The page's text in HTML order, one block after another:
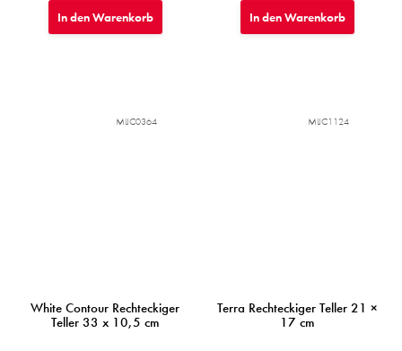
In den Warenkorb In den Warenkorb
White Contour Rechteckiger
Teller 33 x 10,5 cm
MIJC0364
Terra Rechteckiger Teller 21 ×
17 cm
MIJC1124